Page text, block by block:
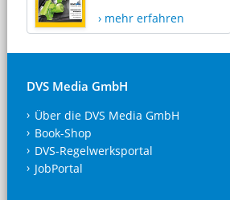
› mehr erfahren
DVS Media GmbH
Über die DVS Media GmbH
Book-Shop
DVS-Regelwerksportal
JobPortal